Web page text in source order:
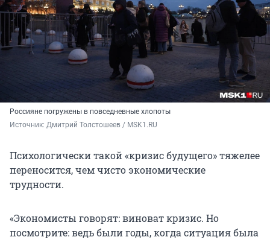
Россияне погружены в повседневные хлопоты
Источник: Дмитрий Толстошеев / MSK1.RU
Психологически такой «кризис будущего» тяжелее
переносится, чем чисто экономические
трудности.
«Экономисты говорят: виноват кризис. Но
посмотрите: ведь были годы, когда ситуация была